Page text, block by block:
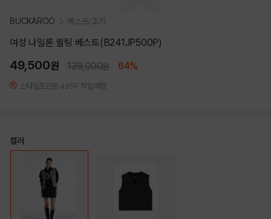
BUCKAROO 베스트/조끼
여성 나일론 퀼팅 베스트(B241JP500P)
49,500원 139,000원 64%
스타일포인트 495P 적립예정
컬러